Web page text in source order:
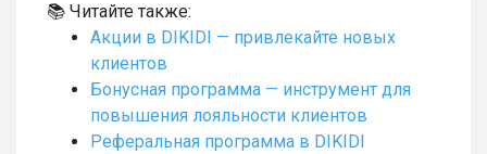
📚 Читайте также:
Акции в DIKIDI — привлекайте новых
клиентов
Бонусная программа — инструмент для
повышения лояльности клиентов
Реферальная программа в DIKIDI